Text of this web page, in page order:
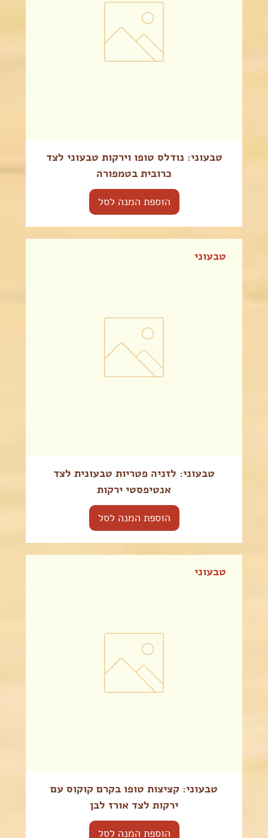
טבעוני: נודלס טופו וירקות טבעוני לצד
כרובית בטמפורה
הוספת המנה לסל
טבעוני
טבעוני: לזניה פטריות טבעונית לצד
אנטיפסטי ירקות
הוספת המנה לסל
טבעוני
טבעוני: קציצות טופו בקרם קוקוס עם
ירקות לצד אורז לבן
הוספת המנה לסל